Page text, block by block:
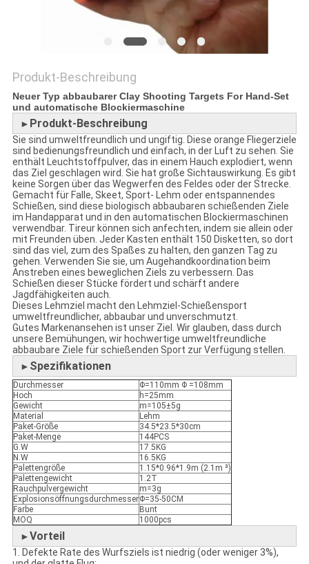
Produkt-Beschreibung
Neuer Typ abbaubarer Clay Shooting Targets For Hand-Set
und automatische Blockiermaschine
► Produkt-Beschreibung
Sie sind umweltfreundlich und ungiftig. Diese orange Fliegerziele
sind bedienungsfreundlich und einfach, in der Luft zu sehen. Sie
enthält Leuchtstoffpulver, das in einem Hauch explodiert, wenn
das Ziel geschlagen wird. Sie hat große Sichtauswirkung. Es gibt
keine Sorgen über das Wegwerfen des Feldes oder der Strecke.
Gemacht für Falle, Skeet, Sport- Lehm oder entspannendes
Schießen, sind diese biologisch abbaubaren schießenden Ziele
im Handapparat und in den automatischen Blockiermaschinen
verwendbar. Tireur können sich anfechten, indem sie allein oder
mit Freunden üben. Jeder Kasten enthält 150 Disketten, so dort
sind das viel, zum des Spaßes zu halten, den ganzen Tag zu
gehen. Verwenden Sie sie, um Augehandkoordination beim
Anstreben eines beweglichen Ziels zu verbessern. Das
Schießen dieser Stücke fördert und schärft andere
Jagdfähigkeiten auch.
Dieses Lehmziel macht den Lehmziel-Schießensport
umweltfreundlicher, abbaubar und unverschmutzt.
Gutes Markenansehen ist unser Ziel. Wir glauben, dass durch
unsere Bemühungen, wir hochwertige umweltfreundliche
abbaubare Ziele für schießenden Sport zur Verfügung stellen.
► Spezifikationen
Durchmesser
Φ=110mm Φ =108mm
Hoch
h=25mm
Gewicht
m=105±5g
Material
Lehm
Paket-Größe
34.5*23.5*30cm
Paket-Menge
144PCS
G.W
17.5KG
N.W
16.5KG
Palettengröße
1.15*0.96*1.9m (2.1m ³)
Palettengewicht
1.2T
Rauchpulvergewicht
m=3g
ExplosionsöffnungsdurchmesserΦ=35-50CM
Farbe
Bunt
MOQ
1000pcs
►Vorteil
1. Defekte Rate des Wurfsziels ist niedrig (oder weniger 3%),